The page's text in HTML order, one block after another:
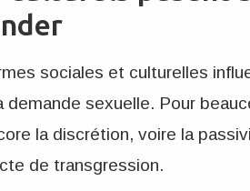
sociales et culturelles
sexuelle. Pour
la discrétion, voire la
de transgression.